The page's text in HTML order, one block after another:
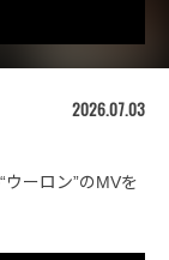
2026.07.03
ーロン”のMVを